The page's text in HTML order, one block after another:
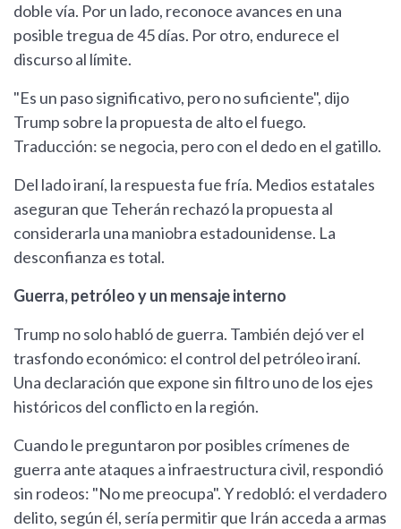
doble vía. Por un lado, reconoce avances en una
posible tregua de 45 días. Por otro, endurece el
discurso al límite.
"Es un paso significativo, pero no suficiente", dijo
Trump sobre la propuesta de alto el fuego.
Traducción: se negocia, pero con el dedo en el gatillo.
Del lado iraní, la respuesta fue fría. Medios estatales
aseguran que Teherán rechazó la propuesta al
considerarla una maniobra estadounidense. La
desconfianza es total.
Guerra, petróleo y un mensaje interno
Trump no solo habló de guerra. También dejó ver el
trasfondo económico: el control del petróleo iraní.
Una declaración que expone sin filtro uno de los ejes
históricos del conflicto en la región.
Cuando le preguntaron por posibles crímenes de
guerra ante ataques a infraestructura civil, respondió
sin rodeos: "No me preocupa". Y redobló: el verdadero
delito, según él, sería permitir que Irán acceda a armas